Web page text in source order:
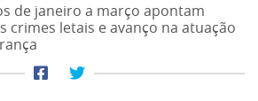
de janeiro a março apontam
crimes letais e avanço na atuação